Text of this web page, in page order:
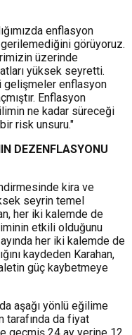
enflasyon
görüyoruz.
üzerinde
yüksek seyretti.
gelişmeler enflasyon
Enflasyon
ne kadar süreceği
risk unsuru."
DEZENFLASYONU
kira ve
seyrin temel
her iki kalemde de
etkili olduğunu
her iki kalemde de
kaydeden Karahan,
güç kaybetmeye
aşağı yönlü eğilime
tarafında da fiyat